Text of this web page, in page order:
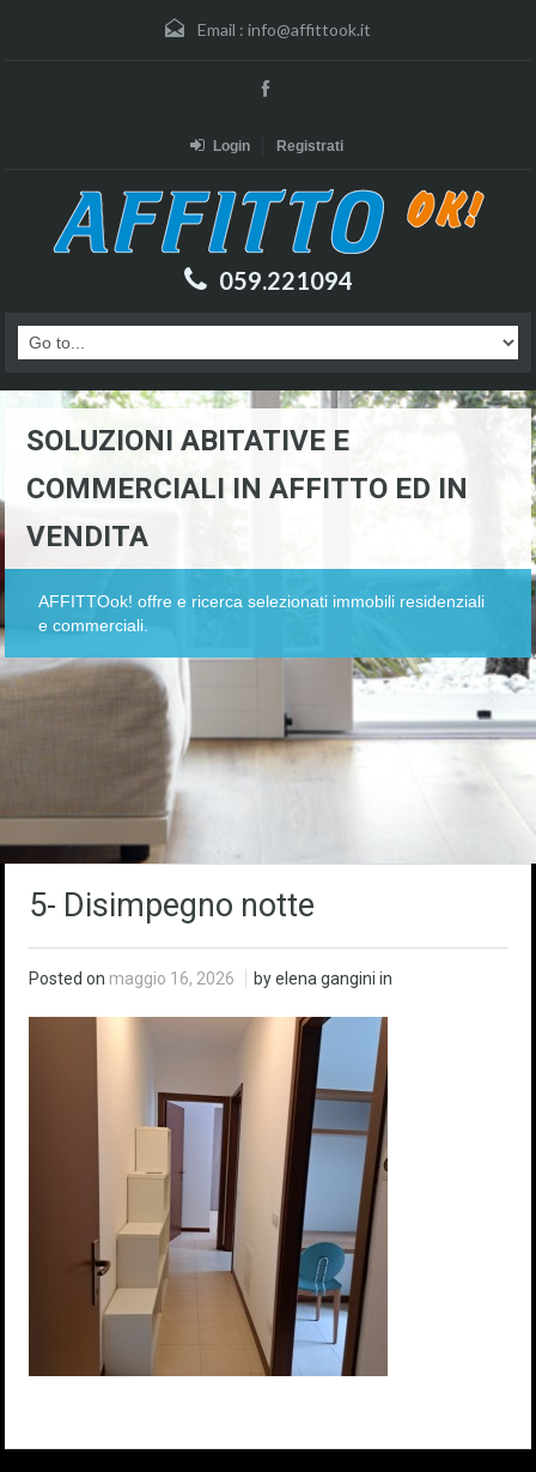
Email : info@affittook.it
Login Registrati
059.221094
SOLUZIONI ABITATIVE E
COMMERCIALI IN AFFITTO ED IN
VENDITA
AFFITTOok! offre e ricerca selezionati immobili residenziali
e commerciali.
5- Disimpegno notte
Posted on maggio 16, 2026 by elena gangini in